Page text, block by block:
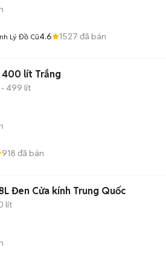
Lý Đồ Cũ4.6 1527 đã bán
400 lít Trắng
499 lít
918 đã bán
Đen Cửa kính Trung Quốc
lít